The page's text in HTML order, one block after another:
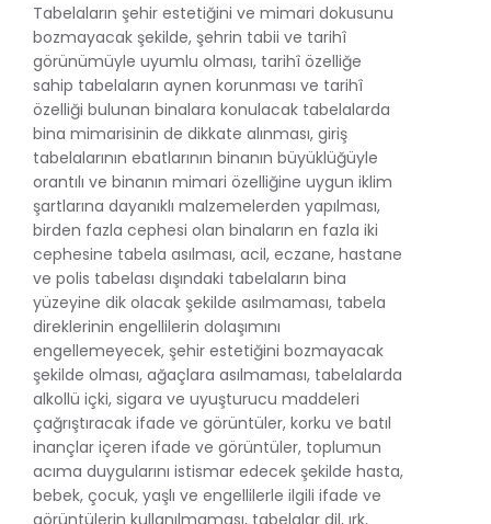
Tabelaların şehir estetiğini ve mimari dokusunu
bozmayacak şekilde, şehrin tabii ve tarihî
görünümüyle uyumlu olması, tarihî özelliğe
sahip tabelaların aynen korunması ve tarihî
özelliği bulunan binalara konulacak tabelalarda
bina mimarisinin de dikkate alınması, giriş
tabelalarının ebatlarının binanın büyüklüğüyle
orantılı ve binanın mimari özelliğine uygun iklim
şartlarına dayanıklı malzemelerden yapılması,
birden fazla cephesi olan binaların en fazla iki
cephesine tabela asılması, acil, eczane, hastane
ve polis tabelası dışındaki tabelaların bina
yüzeyine dik olacak şekilde asılmaması, tabela
direklerinin engellilerin dolaşımını
engellemeyecek, şehir estetiğini bozmayacak
şekilde olması, ağaçlara asılmaması, tabelalarda
alkollü içki, sigara ve uyuşturucu maddeleri
çağrıştıracak ifade ve görüntüler, korku ve batıl
inançlar içeren ifade ve görüntüler, toplumun
acıma duygularını istismar edecek şekilde hasta,
bebek, çocuk, yaşlı ve engellilerle ilgili ifade ve
görüntülerin kullanılmaması, tabelalar dil, ırk,